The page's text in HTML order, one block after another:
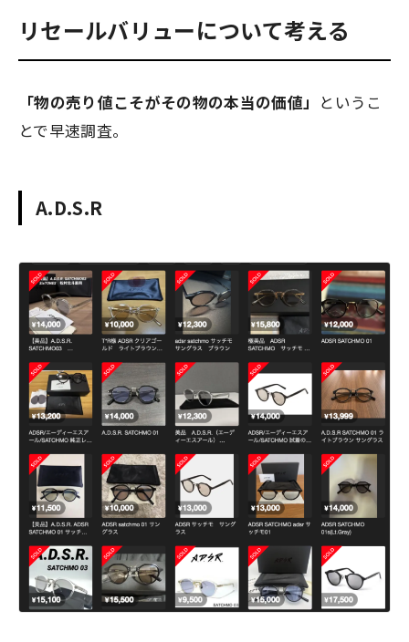
リセールバリューについて考える
「物の売り値こそがその物の本当の価値」 というこ
とで早速調査。
A.D.S.R